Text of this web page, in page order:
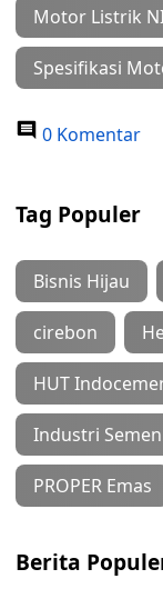
Motor Listrik
Spesifikasi
0 Komentar
Tag Populer
Bisnis Hijau
cirebon
HUT
Industri Semen
PROPER Emas
Berita